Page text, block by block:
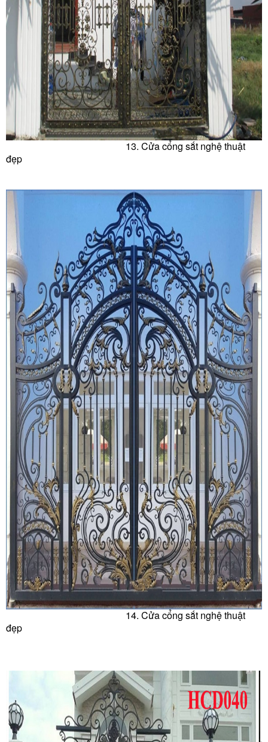
13. Cửa cổng sắt nghệ thuật
đẹp
14. Cửa cổng sắt nghệ thuật
đẹp